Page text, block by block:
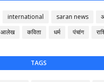
international saran news
आलेख कविता धर्म पंचांग
TAGS